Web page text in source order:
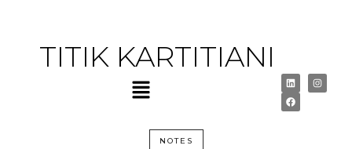
TITIK KARTITIANI
NOTES